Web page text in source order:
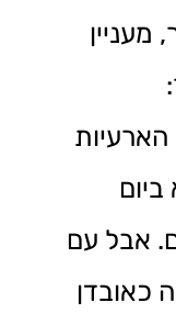
אבל עם
כאובדן